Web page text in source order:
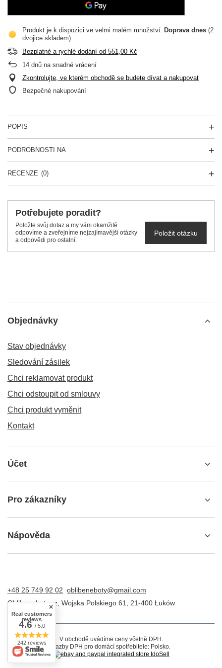
Produkt je k dispozici ve velmi malém množství Doprava dnes (2
dvojice skladem)
Bezplatné a rychlé dodání od 551,00 Kč
14 dnů na snadné vrácení
Zkontrolujte, ve kterém obchodě se budete dívat a nakupovat
Bezpečné nakupování
POPIS
PODROBNOSTI NA
RECENZE (0)
Potřebujete poradit?
Položte svůj dotaz a my vám okamžitě
odpovíme a zveřejníme nejzajímavější otázky
a odpovědi pro ostatní.
Položit otázku
Objednávky
Stav objednávky
Sledování zásilek
Chci reklamovat produkt
Chci odstoupit od smlouvy
Chci produkt vyměnit
Kontakt
Účet
Pro zákazníky
Nápověda
+48 25 749 92 02 oblibeneboty@gmail.com
Oblibeneboty.cz Wojska Polskiego 61 21-400 Łuków
V obchodě uvádíme ceny včetně DPH.
Sazby DPH pro domácí spotřebitele: Polsko.
Real customers
reviews
4.6/ 5.0
242 reviews